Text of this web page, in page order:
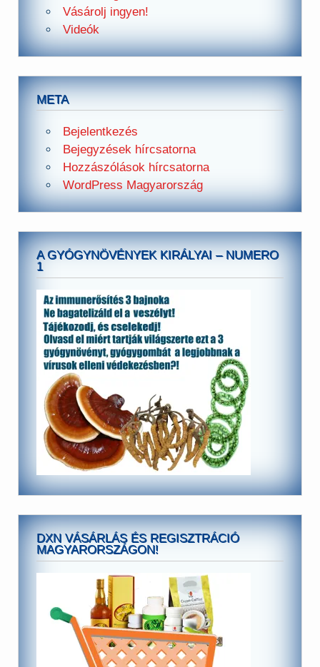
Vásárolj ingyen!
Videók
META
Bejelentkezés
Bejegyzések hírcsatorna
Hozzászólások hírcsatorna
WordPress Magyarország
A GYÓGYNÖVÉNYEK KIRÁLYAI – NUMERO
1
DXN VÁSÁRLÁS ÉS REGISZTRÁCIÓ
MAGYARORSZÁGON!